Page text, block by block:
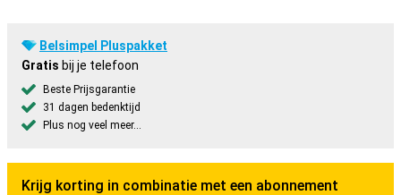
Belsimpel Pluspakket
Gratis bij je telefoon
Beste Prijsgarantie
31 dagen bedenktijd
Plus nog veel meer...
Krijg korting in combinatie met een abonnement